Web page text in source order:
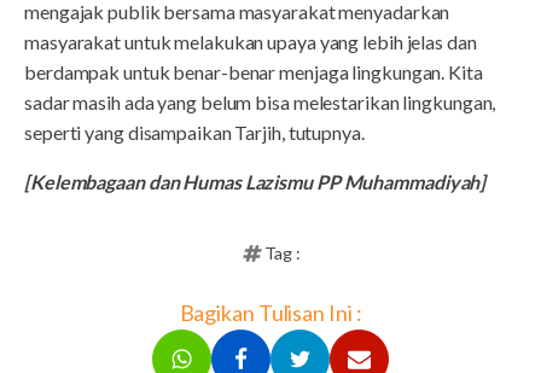
mengajak publik bersama masyarakat menyadarkan
masyarakat untuk melakukan upaya yang lebih jelas dan
berdampak untuk benar-benar menjaga lingkungan. Kita
sadar masih ada yang belum bisa melestarikan lingkungan,
seperti yang disampaikan Tarjih, tutupnya.
[Kelembagaan dan Humas Lazismu PP Muhammadiyah]
Tag :
Bagikan Tulisan Ini :